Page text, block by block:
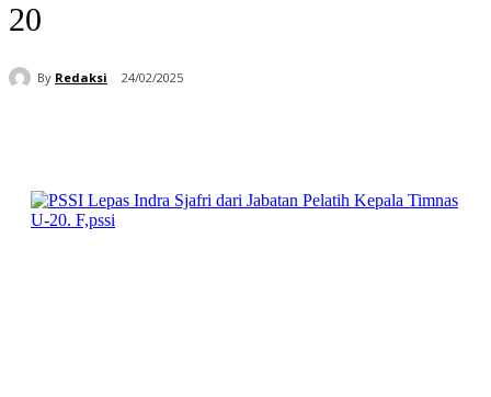
20
By Redaksi 24/02/2025